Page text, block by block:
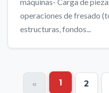
operaciones de fresado
estructuras, fondos...
« 1 2